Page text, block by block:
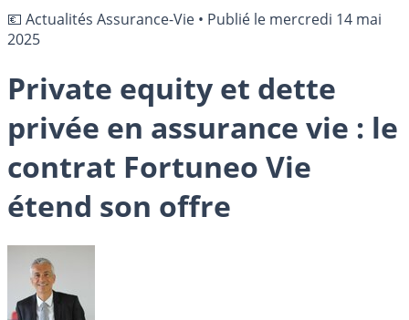
💶 Actualités Assurance-Vie • Publié le mercredi 14 mai
2025
Private equity et dette
privée en assurance vie : le
contrat Fortuneo Vie
étend son offre